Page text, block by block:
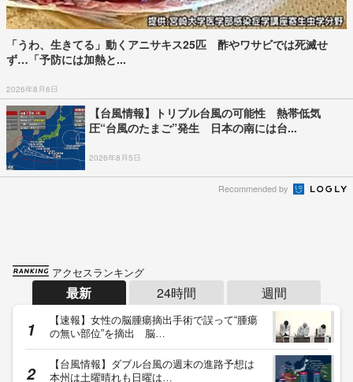
「うわ、生きてる」動くアニサキス25匹 酢やワサビでは死滅せ
ず…「予防には加熱と...
2026年8月6日
【台風情報】トリプル台風の可能性 熱帯低気
圧“台風のたまご”発生 日本の南には台...
2026年8月5日
Recommended by
アクセスランキング
最新 24時間 週間
【速報】女性の脳腫瘍摘出手術で誤って“腫瘍
の無い部位”を摘出 脳…
【台風情報】ダブル台風の週末の進路予想は
本州は土曜晴れも日曜は…